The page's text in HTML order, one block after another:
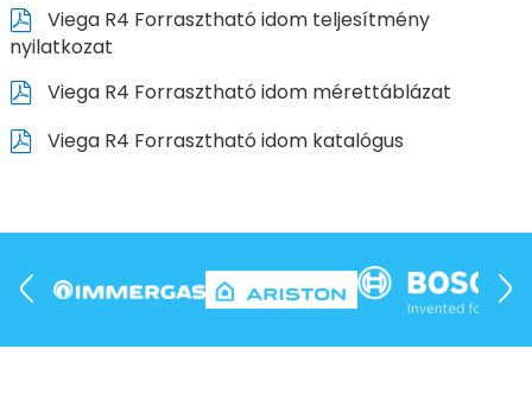
Viega R4 Forrasztható idom teljesítmény
nyilatkozat
Viega R4 Forrasztható idom mérettáblázat
Viega R4 Forrasztható idom katalógus